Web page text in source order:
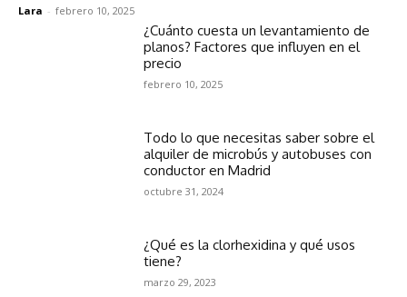
Lara - febrero 10, 2025
¿Cuánto cuesta un levantamiento de
planos? Factores que influyen en el
precio
febrero 10, 2025
Todo lo que necesitas saber sobre el
alquiler de microbús y autobuses con
conductor en Madrid
octubre 31, 2024
¿Qué es la clorhexidina y qué usos
tiene?
marzo 29, 2023